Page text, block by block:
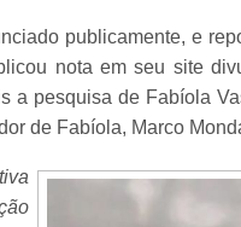
publicamente, e
nota em seu site
a pesquisa de Fabíola
de Fabíola, Marco